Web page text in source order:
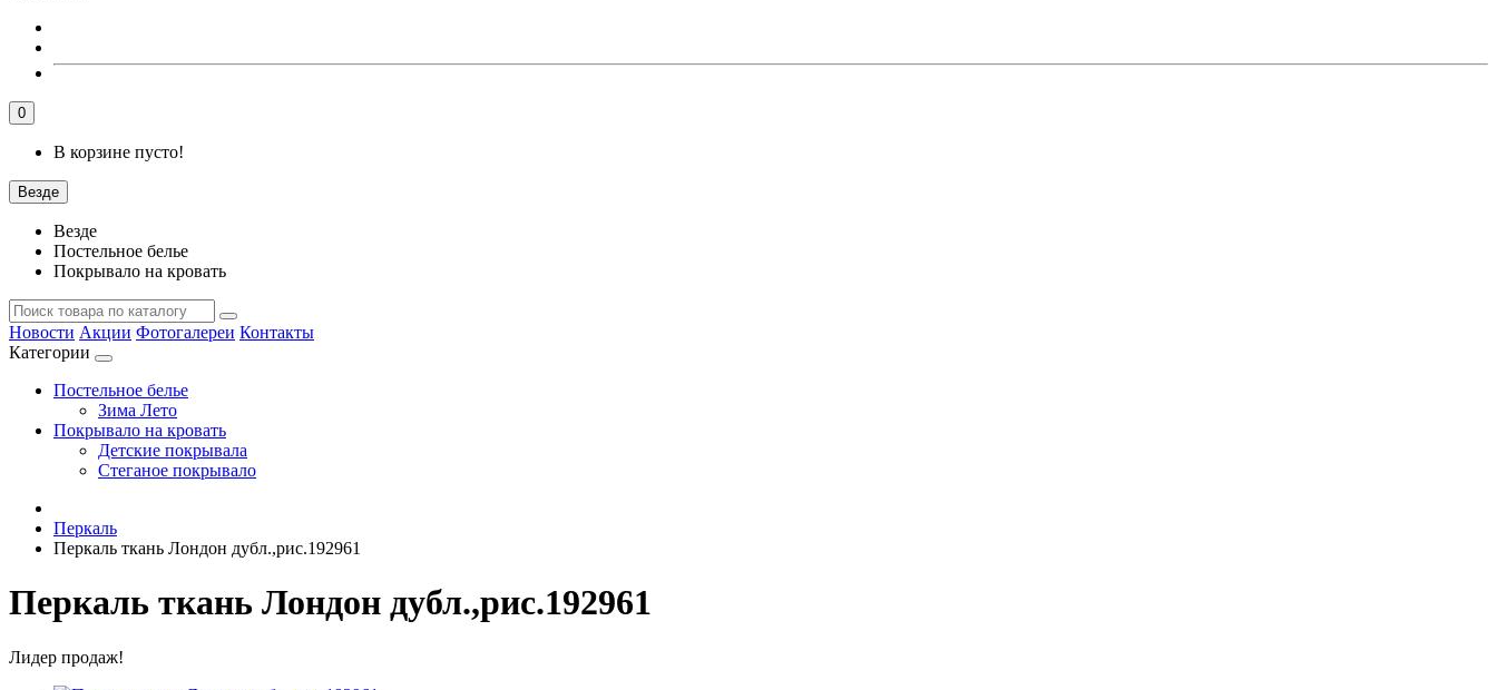
0
В корзине пусто!
Везде
Везде
Постельное белье
Покрывало на кровать
Новости Акции Фотогалереи Контакты
Категории
Постельное белье
Зима Лето
Покрывало на кровать
Детские покрывала
Стеганое покрывало
Перкаль
Перкаль ткань Лондон дубл.,рис.192961
Перкаль ткань Лондон дубл.,рис.192961
Лидер продаж!